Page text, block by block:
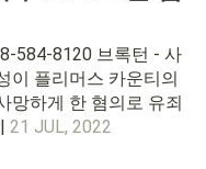
584-8120 브록턴 - 사
이 플리머스 카운티의
망하게 한 혐의로 유죄
21 JUL, 2022